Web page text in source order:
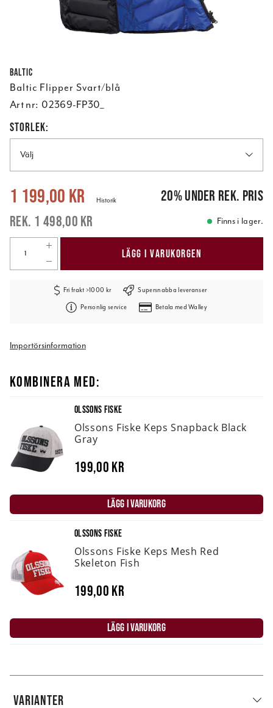
Baltic
Baltic Flipper Svart/blå
Art nr: 02369-FP30_
STORLEK:
Välj
Nuvarande pris: 1 199,00 kr 1 498,00 kr
1 199,00 kr
1 498,00 kr
Historik 20%under rek. pris
Finns i lager.
LÄGG I VARUKORGEN
Fri frakt >1000 kr Supersnabba leveranser
Personlig service Betala med Walley
Importörsinformation
KOMBINERA MED:
OLSSONS FISKE
Olssons Fiske Keps Snapback Black
Gray
199,00 kr
LÄGG I VARUKORG
OLSSONS FISKE
Olssons Fiske Keps Mesh Red
Skeleton Fish
199,00 kr
LÄGG I VARUKORG
VARIANTER